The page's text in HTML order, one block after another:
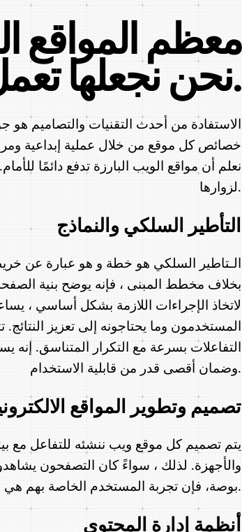
معظم المواقع
نحن نجعلها تعمل بجدوى أكبر.
الاستفادة من أحدث التقنيات والتصاميم هو
خصائص كل موقع من خلال عملية إبداعية ومرنة
نعلم أن مواقع الويب البارزة تدفع دائمًا
لزوارها.
التأطير السلكي والنماذج
الـتاطير السلكي هو خطة و هو عبارة عن
بخلاف مخطط المبنى ، فإنه يوضح بنية
لاتخاذ الإجراءات اللازمة بشكل أساسي ،
المستخدمون وما يحتاجونه إلى تعزيز النتائج.
التفاعلات بسرعة مع التكرار المتناسق.
وضمان أقصى قدر من قابلية الاستخدام.
تصميم وتطوير المواقع
يتم تصميم كل موقع ويب ننشئه للتفاعل مع
والأجهزة. لذلك ، سواءً كان التصفحون
بوصة، فإن تجربة المستخدم الخاصة بهم هي التجربة التي نريدها.
أنظمة إدارة المحتوى